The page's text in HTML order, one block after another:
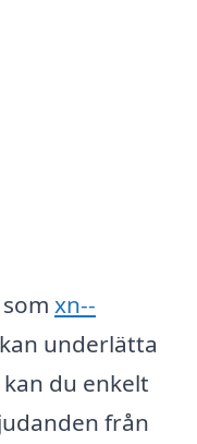
xn--
kan underlätta
du enkelt
från